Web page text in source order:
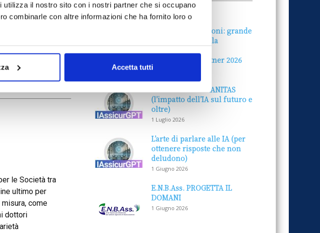
il nostro sito con i nostri partner che si occupano
combinarle con altre informazioni che ha fornito loro o
Accetta tutti
View, è
in 12 cause civili,
arrivano
al Tribunale di
le Società tra
ultimo per
come
dottori
DALLE AZIENDE Notizie sponsorizzate
Prima Assicurazioni: grande
partecipazione alla
intermediari partner 2026
1 Luglio 2026
MAGNIFICA HUMANITAS
(l’impatto dell’IA sul futuro e
oltre)
1 Luglio 2026
L’arte di parlare alle IA (per
ottenere risposte che non
deludono)
1 Giugno 2026
E.N.B.Ass. PROGETTA IL
DOMANI
1 Giugno 2026